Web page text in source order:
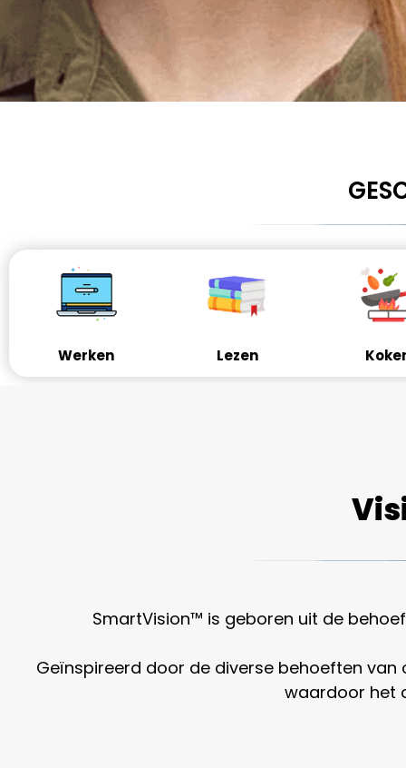
Werken Lezen
SmartVision™ is geboren uit de
Geïnspireerd door de diverse behoeften van
waardoor het